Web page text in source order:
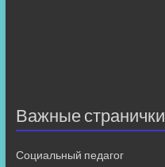
Важные странички
Социальный педагог